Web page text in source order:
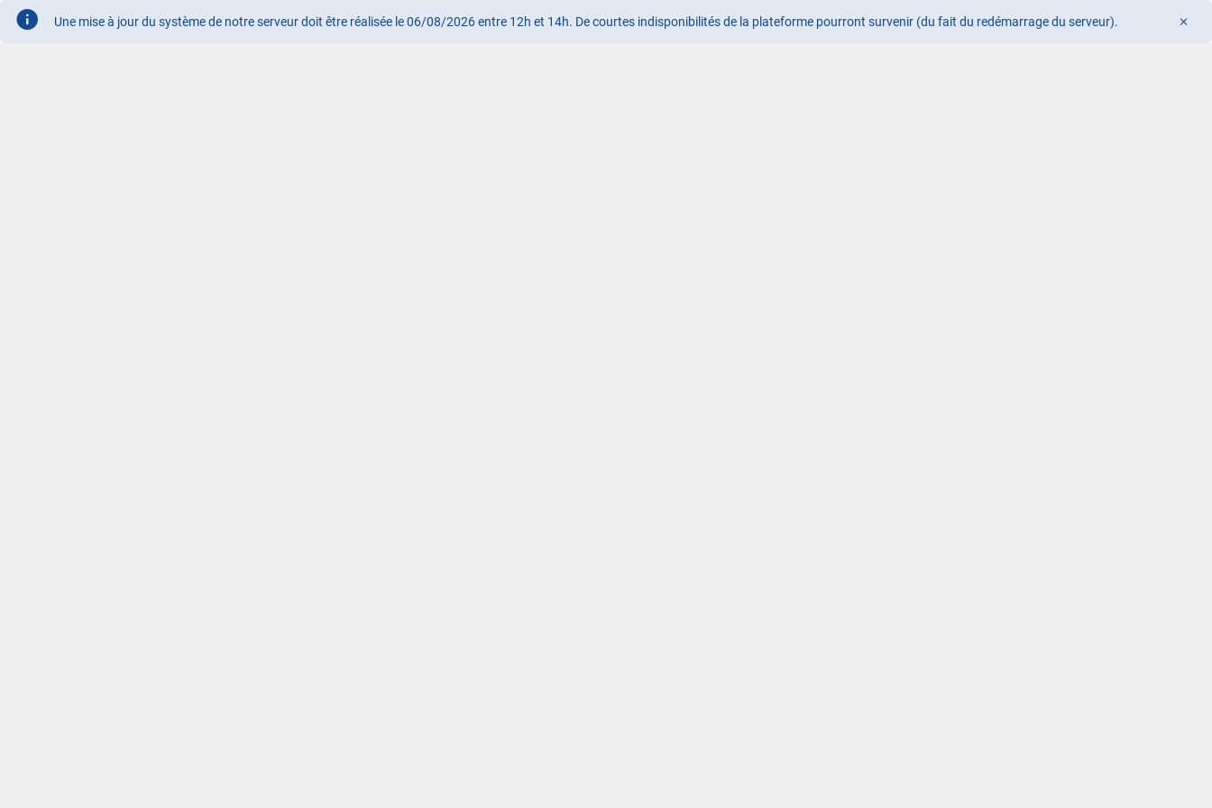
Une mise à jour du système de notre serveur doit être réalisée le 06/08/2026 entre 12h et 14h. De courtes indisponibilités de la plateforme pourront survenir (du fait du redémarrage du serveur).